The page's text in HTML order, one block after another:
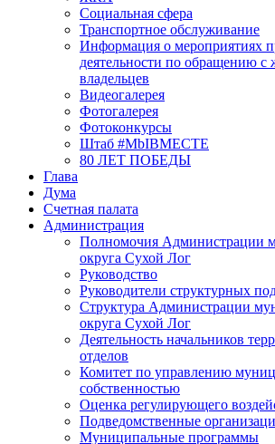
Социальная сфера
Транспортное обслуживание
Информация о мероприятиях
деятельности по обращению
владельцев
Видеогалерея
Фотогалерея
Фотоконкурсы
Штаб #MbIBMECTE
80 ЛЕТ ПОБЕДЫ
Глава
Дума
Счетная палата
Администрация
Полномочия Администрации
округа Сухой Лог
Руководство
Руководители структурных
Структура Администрации
округа Сухой Лог
Деятельность начальников
отделов
Комитет по управлению
собственностью
Оценка регулирующего
Подведомственные
Муниципальные программы